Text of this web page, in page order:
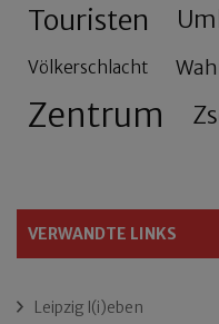
Touristen
Völkerschlacht
Zentrum
VERWANDTE LINKS
Leipzig l(i)eben